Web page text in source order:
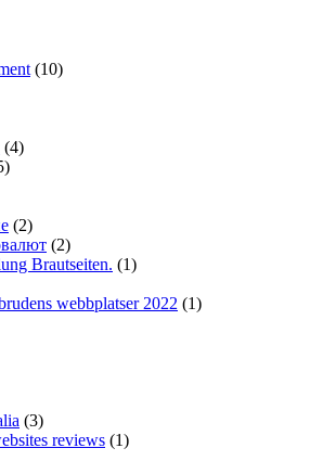
(10)
(4)
(2)
(2)
Brautseiten. (1)
webbplatser 2022 (1)
(3)
reviews (1)